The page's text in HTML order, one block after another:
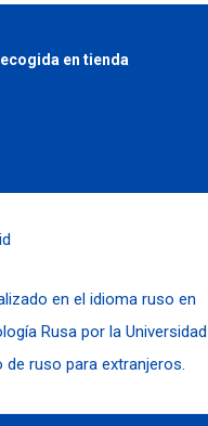
en tienda
en el idioma ruso en
Rusa por la Universidad
ruso para extranjeros.